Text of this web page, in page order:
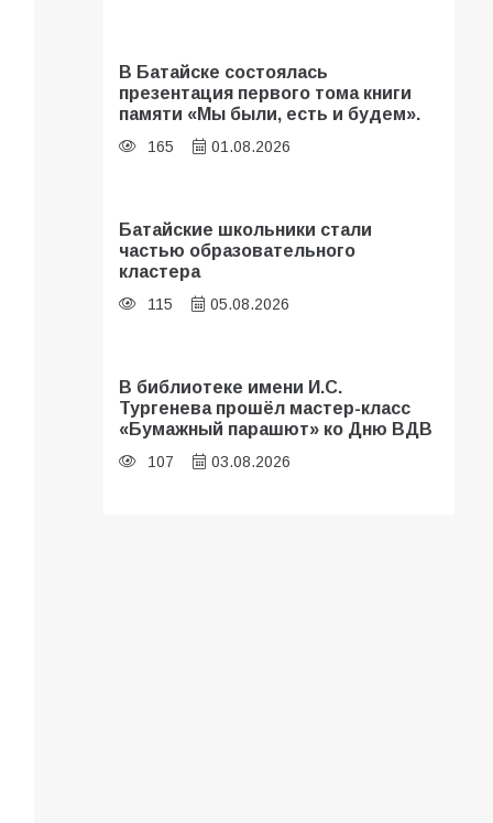
В Батайске состоялась
презентация первого тома книги
памяти «Мы были, есть и будем».
165 01.08.2026
Батайские школьники стали
частью образовательного
кластера
115 05.08.2026
В библиотеке имени И.С.
Тургенева прошёл мастер-класс
«Бумажный парашют» ко Дню ВДВ
107 03.08.2026